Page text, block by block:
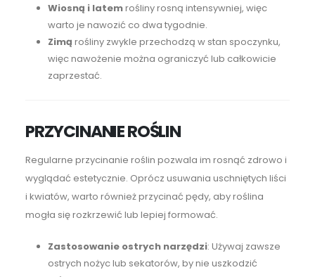
Wiosną i latemrośliny rosną intensywniej, więc
warto je nawozić co dwa tygodnie.
Zimą rośliny zwykle przechodzą w stan spoczynku,
więc nawożenie można ograniczyć lub całkowicie
zaprzestać.
PRZYCINANIE ROŚLIN
Regularne przycinanie roślin pozwala im rosnąć zdrowo i
wyglądać estetycznie. Oprócz usuwania uschniętych liści
i kwiatów, warto również przycinać pędy, aby roślina
mogła się rozkrzewić lub lepiej formować.
Zastosowanie ostrych narzędzi: Używaj zawsze
ostrych nożyc lub sekatorów, by nie uszkodzić